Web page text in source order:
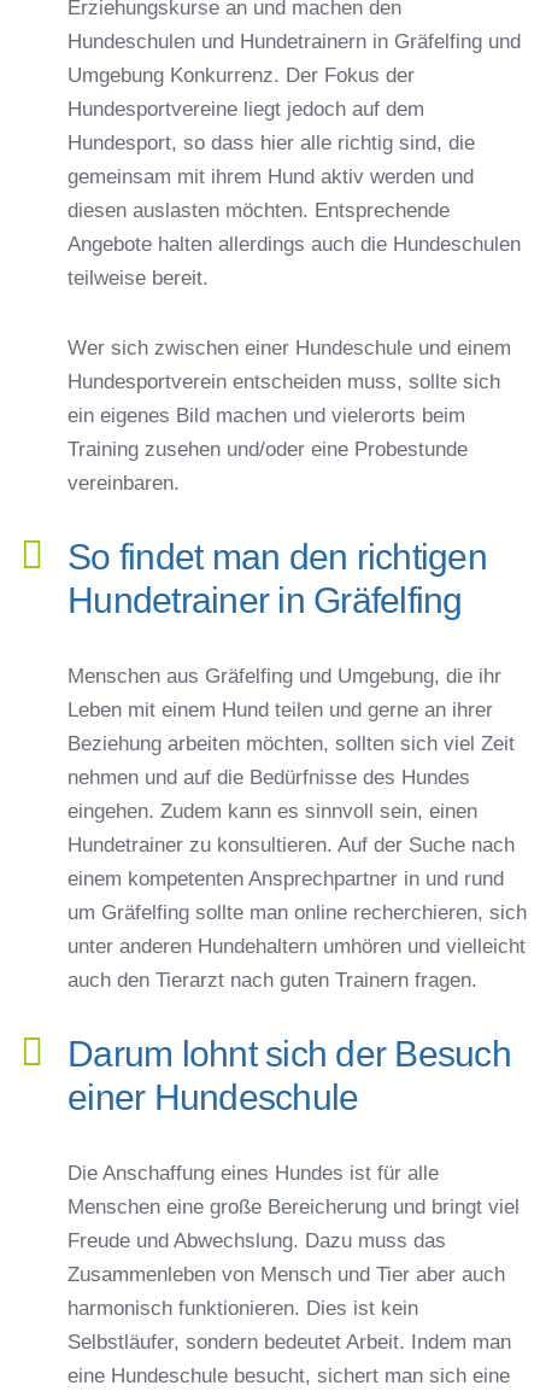
Erziehungskurse an und machen den
Hundeschulen und Hundetrainern in Gräfelfing und
Umgebung Konkurrenz. Der Fokus der
Hundesportvereine liegt jedoch auf dem
Hundesport, so dass hier alle richtig sind, die
gemeinsam mit ihrem Hund aktiv werden und
diesen auslasten möchten. Entsprechende
Angebote halten allerdings auch die Hundeschulen
teilweise bereit.
Wer sich zwischen einer Hundeschule und einem
Hundesportverein entscheiden muss, sollte sich
ein eigenes Bild machen und vielerorts beim
Training zusehen und/oder eine Probestunde
vereinbaren.
So findet man den richtigen
Hundetrainer in Gräfelfing
Menschen aus Gräfelfing und Umgebung, die ihr
Leben mit einem Hund teilen und gerne an ihrer
Beziehung arbeiten möchten, sollten sich viel Zeit
nehmen und auf die Bedürfnisse des Hundes
eingehen. Zudem kann es sinnvoll sein, einen
Hundetrainer zu konsultieren. Auf der Suche nach
einem kompetenten Ansprechpartner in und rund
um Gräfelfing sollte man online recherchieren, sich
unter anderen Hundehaltern umhören und vielleicht
auch den Tierarzt nach guten Trainern fragen.
Darum lohnt sich der Besuch
einer Hundeschule
Die Anschaffung eines Hundes ist für alle
Menschen eine große Bereicherung und bringt viel
Freude und Abwechslung. Dazu muss das
Zusammenleben von Mensch und Tier aber auch
harmonisch funktionieren. Dies ist kein
Selbstläufer, sondern bedeutet Arbeit. Indem man
eine Hundeschule besucht, sichert man sich eine